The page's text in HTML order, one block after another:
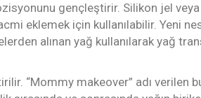
gençleştirir. Silikon jel
eklemek için kullanılabilir. Yeni
alınan yağ kullanılarak yağ
“Mommy makeover” adı verilen